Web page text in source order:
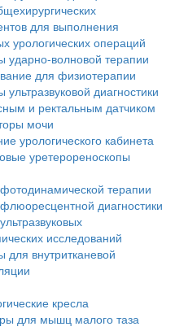
для выполнения
урологических операций
ударно-волновой терапии
для физиотерапии
ультразвуковой диагностики
и ректальным датчиком
мочи
урологического кабинета
уретерореноскопы
терапии
диагностики
исследований
для внутритканевой
кресла
для мышц малого таза